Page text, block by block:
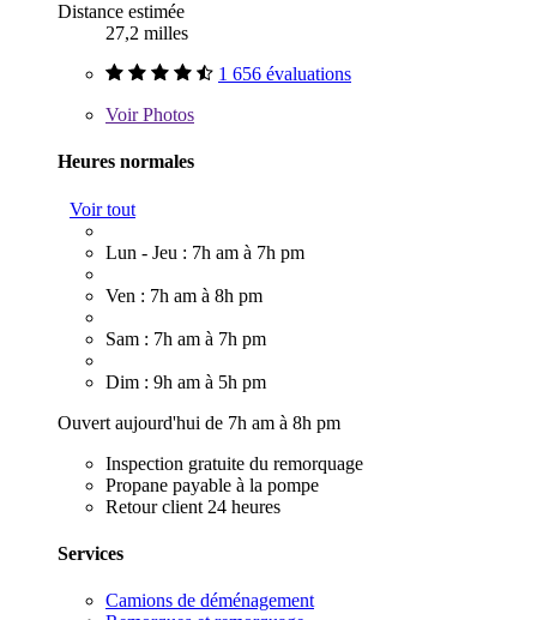
Distance estimée
27,2 milles
1 656 évaluations
VoirPhotos
Heures normales
Voir tout
Lun - Jeu : 7h am à 7h pm
Ven : 7h am à 8h pm
Sam : 7h am à 7h pm
Dim : 9h am à 5h pm
Ouvert aujourd'hui de 7h am à 8h pm
Inspection gratuite du remorquage
Propane payable à la pompe
Retour client 24 heures
Services
Camions de déménagement